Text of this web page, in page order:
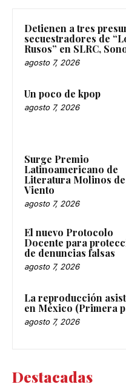
Detienen a tres
secuestradores de
Rusos” en SLRC,
agosto 7, 2026
Un poco de kpop
agosto 7, 2026
Surge Premio
Latinoamericano de
Literatura Molinos de
Viento
agosto 7, 2026
El nuevo Protocolo
Docente para
de denuncias falsas
agosto 7, 2026
La reproducción
en México (Primera
agosto 7, 2026
Destacadas